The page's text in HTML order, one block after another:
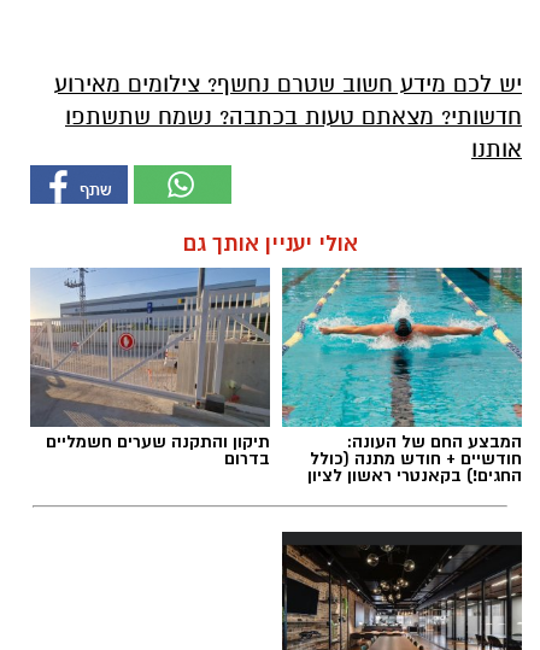
יש לכם מידע חשוב שטרם נחשף? צילומים מאירוע
חדשותי? מצאתם טעות בכתבה? נשמח שתשתפו
אותנו
אולי יעניין אותך גם
המבצע החם של העונה:
חודשיים + חודש מתנה (כולל
החגים!) בקאנטרי ראשון לציון
תיקון והתקנה שערים חשמליים
בדרום